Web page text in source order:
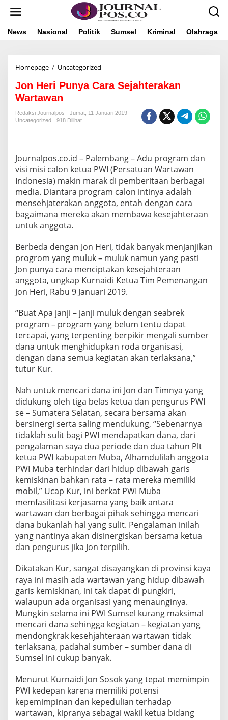
News Nasional Politik Sumsel Kriminal Olahraga
Homepage / Uncategorized
n
r
y
a
C
a
r
a
S
h
t
e
r
a
k
n
W
a
t
a
n
Jon Heri Punya Cara Sejahterakan
Wartawan
Redaksi Journalpos
Jumat, 11 Januari 2019
Uncategorized
918 Dilihat
Journalpos.co.id – Palembang – Adu program dan
visi misi calon ketua PWI (Persatuan Wartawan
Indonesia) makin marak di pemberitaan berbagai
media. Diantara program calon intinya adalah
mensehjaterakan anggota, entah dengan cara
bagaimana mereka akan membawa kesejahteraan
untuk anggota.
Berbeda dengan Jon Heri, tidak banyak menjanjikan
progrom yang muluk – muluk namun yang pasti
Jon punya cara menciptakan kesejahteraan
anggota, ungkap Kurnaidi Ketua Tim Pemenangan
Jon Heri, Rabu 9 Januari 2019.
“Buat Apa janji – janji muluk dengan seabrek
program – program yang belum tentu dapat
tercapai, yang terpenting berpikir mengali sumber
dana untuk menghidupkan roda organisasi,
dengan dana semua kegiatan akan terlaksana,”
tutur Kur.
Nah untuk mencari dana ini Jon dan Timnya yang
didukung oleh tiga belas ketua dan pengurus PWI
se – Sumatera Selatan, secara bersama akan
bersinergi serta saling mendukung, “Sebenarnya
tidaklah sulit bagi PWI mendapatkan dana, dari
pengalaman saya dua periode dan dua tahun Plt
ketua PWI kabupaten Muba, Alhamdulilah anggota
PWI Muba terhindar dari hidup dibawah garis
kemiskinan bahkan rata – rata mereka memiliki
mobil,” Ucap Kur, ini berkat PWI Muba
memfasilitasi kerjasama yang baik antara
wartawan dan berbagai pihak sehingga mencari
dana bukanlah hal yang sulit. Pengalaman inilah
yang nantinya akan disinergiskan bersama ketua
dan pengurus jika Jon terpilih.
Dikatakan Kur, sangat disayangkan di provinsi kaya
raya ini masih ada wartawan yang hidup dibawah
garis kemiskinan, ini tak dapat di pungkiri,
walaupun ada organisasi yang menaunginya.
Mungkin selama ini PWI Sumsel kurang maksimal
mencari dana sehingga kegiatan – kegiatan yang
mendongkrak kesehjahteraan wartawan tidak
terlaksana, padahal sumber – sumber dana di
Sumsel ini cukup banyak.
Menurut Kurnaidi Jon Sosok yang tepat memimpin
PWI kedepan karena memiliki potensi
kepemimpinan dan kepedulian terhadap
wartawan, kipranya sebagai wakil ketua bidang